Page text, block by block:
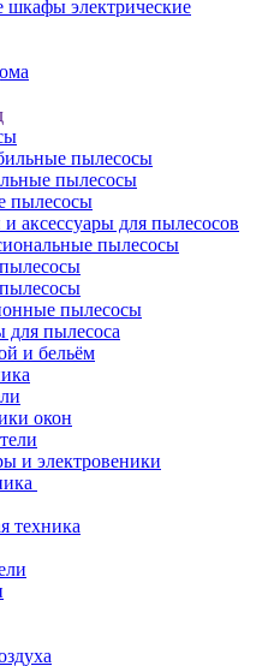
шкафы электрические
пылесосы
пылесосы
аксессуары для пылесосов
пылесосы
пылесосы
для пылесоса
и бельём
окон
и электровеники
техника